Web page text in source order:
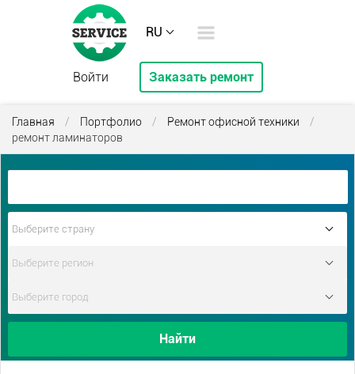
RU
Войти Заказать ремонт
Главная / Портфолио / Ремонт офисной техники
/
ремонт ламинаторов
Найти